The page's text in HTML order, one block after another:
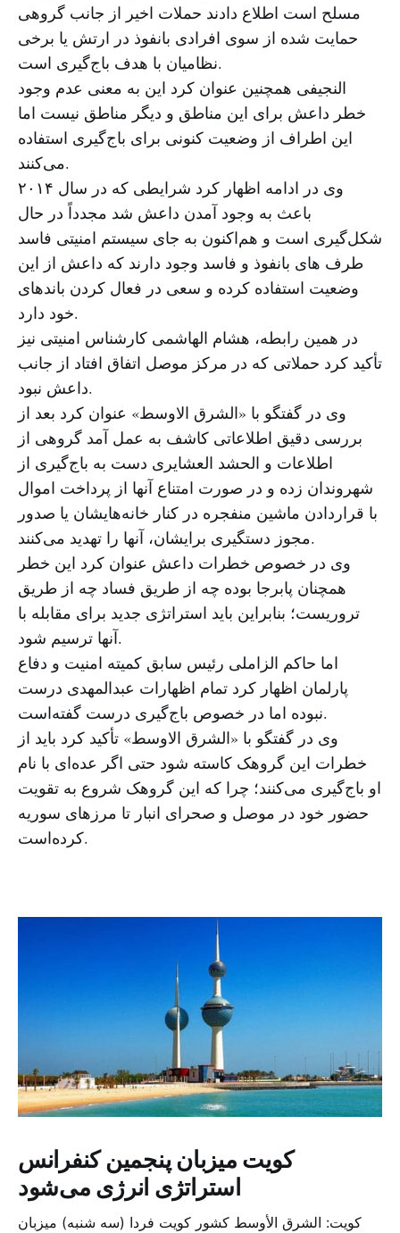
مسلح است اطلاع دادند حملات اخیر از جانب گروهی
حمایت شده از سوی افرادی بانفوذ در ارتش یا برخی
نظامیان با هدف باج‌گیری است.
النجیفی همچنین عنوان کرد این به معنی عدم وجود
خطر داعش برای این مناطق و دیگر مناطق نیست اما
این اطراف از وضعیت کنونی برای باج‌گیری استفاده
می‌کنند.
وی در ادامه اظهار کرد شرایطی که در سال ۲۰۱۴
باعث به وجود آمدن داعش شد مجدداً در حال
شکل‌گیری است و هم‌اکنون به جای سیستم امنیتی فاسد
طرف های بانفوذ و فاسد وجود دارند که داعش از این
وضعیت استفاده کرده و سعی در فعال کردن باندهای
خود دارد.
در همین رابطه، هشام الهاشمی کارشناس امنیتی نیز
تأکید کرد حملاتی که در مرکز موصل اتفاق افتاد از جانب
داعش نبود.
وی در گفتگو با «الشرق الاوسط» عنوان کرد بعد از
بررسی دقیق اطلاعاتی کاشف به عمل آمد گروهی از
اطلاعات و الحشد العشایری دست به باج‌گیری از
شهروندان زده و در صورت امتناع آنها از پرداخت اموال
با قراردادن ماشین منفجره در کنار خانه‌هایشان یا صدور
مجوز دستگیری برایشان، آنها را تهدید می‌کنند.
وی در خصوص خطرات داعش عنوان کرد این خطر
همچنان پابرجا بوده چه از طریق فساد چه از طریق
تروریست؛ بنابراین باید استراتژی جدید برای مقابله با
آنها ترسیم شود.
اما حاکم الزاملی رئیس سابق کمیته امنیت و دفاع
پارلمان اظهار کرد تمام اظهارات عبدالمهدی درست
نبوده اما در خصوص باج‌گیری درست گفته‌است.
وی در گفتگو با «الشرق الاوسط» تأکید کرد باید از
خطرات این گروهک کاسته شود حتی اگر عده‌ای با نام
او باج‌گیری می‌کنند؛ چرا که این گروهک شروع به تقویت
حضور خود در موصل و صحرای انبار تا مرزهای سوریه
کرده‌است.
کویت میزبان پنجمین کنفرانس
استراتژی انرژی می‌شود
کویت: الشرق الأوسط کشور کویت فردا (سه شنبه) میزبان